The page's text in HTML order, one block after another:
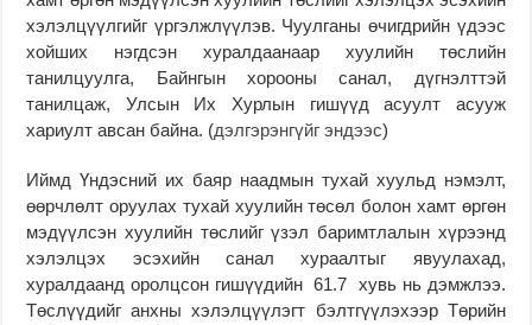
хэлэлцүүлгийг үргэлжлүүлэв. Чуулганы өчигдрийн үдээс
хойших нэгдсэн хуралдаанаар хуулийн төслийн
танилцуулга, Байнгын хорооны санал, дүгнэлттэй
танилцаж, Улсын Их Хурлын гишүүд асуулт асууж
хариулт авсан байна. (дэлгэрэнгүйг эндээс)
Иймд Үндэсний их баяр наадмын тухай хуульд нэмэлт,
өөрчлөлт оруулах тухай хуулийн төсөл болон хамт өргөн
мэдүүлсэн хуулийн төслийг үзэл баримтлалын хүрээнд
хэлэлцэх эсэхийн санал хураалтыг явуулахад,
хуралдаанд оролцсон гишүүдийн 61.7 хувь нь дэмжлээ.
Төслүүдийг анхны хэлэлцүүлэгт бэлтгүүлэхээр Төрийн